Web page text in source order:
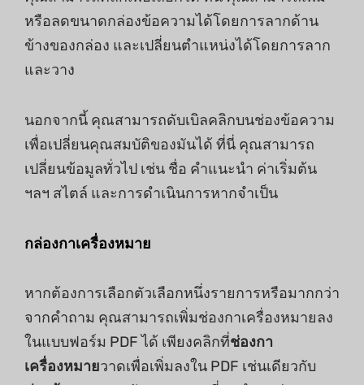
หรือลดขนาดกล่องข้อความได้โดยการลากด้าน
ข้างของกล่อง และเปลี่ยนตำแหน่งได้โดยการลาก
และวาง
นอกจากนี้ คุณสามารถดับเบิลคลิกบนช่องข้อความ
เพื่อเปลี่ยนคุณสมบัติของมันได้ ที่นี่ คุณสามารถ
เปลี่ยนข้อมูลทั่วไป เช่น ชื่อ คำแนะนำ ค่าเริ่มต้น
ฯลฯ สไตล์ และการดำเนินการหากจำเป็น
กล่องกาเครื่องหมาย
หากต้องการเลือกตัวเลือกหนึ่งรายการหรือมากกว่า
จากคำถาม คุณสามารถเพิ่มช่องกาเครื่องหมายลง
ในแบบฟอร์ม PDF ได้ เพียงคลิกที่ช่องกา
เครื่องหมายวาดเพื่อเพิ่มลงใน PDF เช่นเดียวกับ